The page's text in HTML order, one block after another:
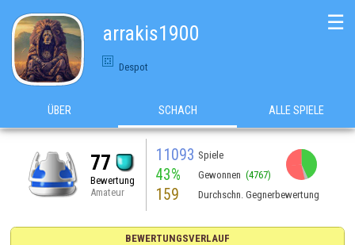
arrakis1900
Despot
☰
ÜBER SCHACH ALLE SPIELE
77
Bewertung
Amateur
11093 Spiele
43% Gewonnen (4767)
159 Durchschn. Gegnerbewertung
BEWERTUNGSVERLAUF